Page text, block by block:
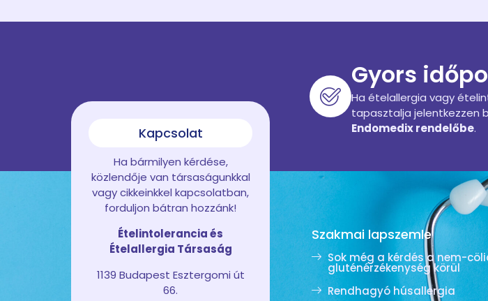
Gyors
Ha ételallergia vagy
tapasztalja jelentkezzen
Endomedix rendelőbe.
Kapcsolat
Ha bármilyen kérdése,
közlendője van társaságunkkal
vagy cikkeinkkel kapcsolatban,
forduljon bátran hozzánk!
Ételintolerancia és
Ételallergia Társaság
1139 Budapest Esztergomi út
66.
Szakmai lapszemle
Sok még a kérdés a nem-
gluténérzékenység körül
Rendhagyó húsallergia